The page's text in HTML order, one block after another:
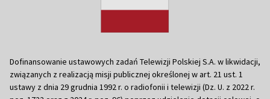
Dofinansowanie ustawowych zadań Telewizji Polskiej S.A. w likwidacji,
związanych z realizacją misji publicznej określonej w art. 21 ust. 1
ustawy z dnia 29 grudnia 1992 r. o radiofonii i telewizji (Dz. U. z 2022 r.